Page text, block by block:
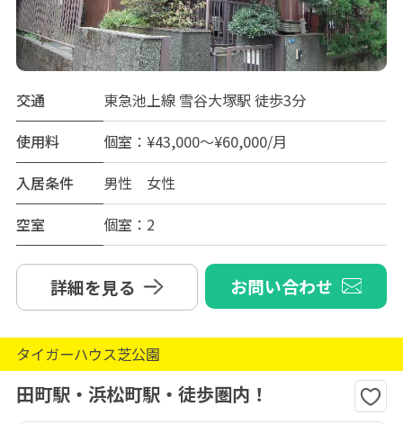
交通
東急池上線 雪谷大塚駅 徒歩3分
使用料
個室：¥43,000～¥60,000/月
入居条件
男性 女性
空室
個室：2
詳細を見る お問い合わせ
タイガーハウス芝公園
田町駅・浜松町駅・徒歩圏内！